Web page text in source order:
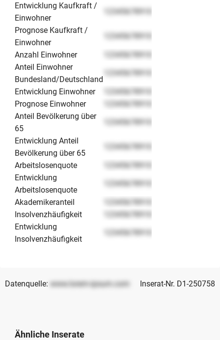
Entwicklung Kaufkraft /
Einwohner
12345678910
Prognose Kaufkraft /
Einwohner
12345678910
Anzahl Einwohner
12345678910
Anteil Einwohner
Bundesland/Deutschland
12345678910
Entwicklung Einwohner
12345678910
Prognose Einwohner
12345678910
Anteil Bevölkerung über
65
12345678910
Entwicklung Anteil
Bevölkerung über 65
12345678910
Arbeitslosenquote
12345678910
Entwicklung
Arbeitslosenquote
12345678910
Akademikeranteil
12345678910
Insolvenzhäufigkeit
12345678910
Entwicklung
Insolvenzhäufigkeit
12345678910
Datenquelle: www.lorem-ipsum.com Inserat-Nr. D1-250758
Ähnliche Inserate